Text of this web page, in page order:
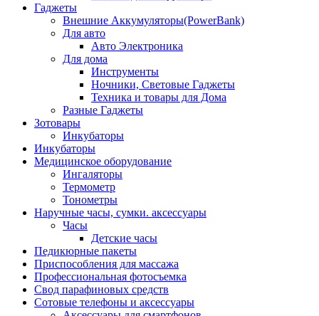
Гаджеты
Внешние Аккумуляторы(PowerBank)
Для авто
Авто Электроника
Для дома
Инструменты
Ночники, Световые Гаджеты
Техника и товары для Дома
Разные Гаджеты
Зотовары
Инкубаторы
Инкубаторы
Медицинское оборудование
Ингаляторы
Термометр
Тонометры
Наручные часы, сумки. аксессуары
Часы
Детские часы
Педикюрные пакеты
Приспособления для массажа
Профессиональная фотосъемка
Свод парафиновых средств
Сотовые телефоны и аксессуары